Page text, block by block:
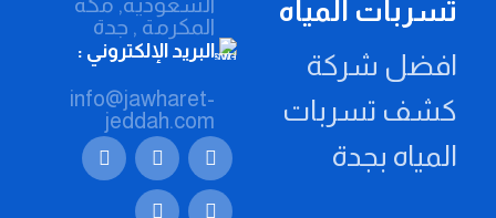
تسربات المياه
افضل شركة
كشف تسربات
المياه بجدة
المكرمة , جدة
البريد الإلكتروني :
info@jawharet-
jeddah.com